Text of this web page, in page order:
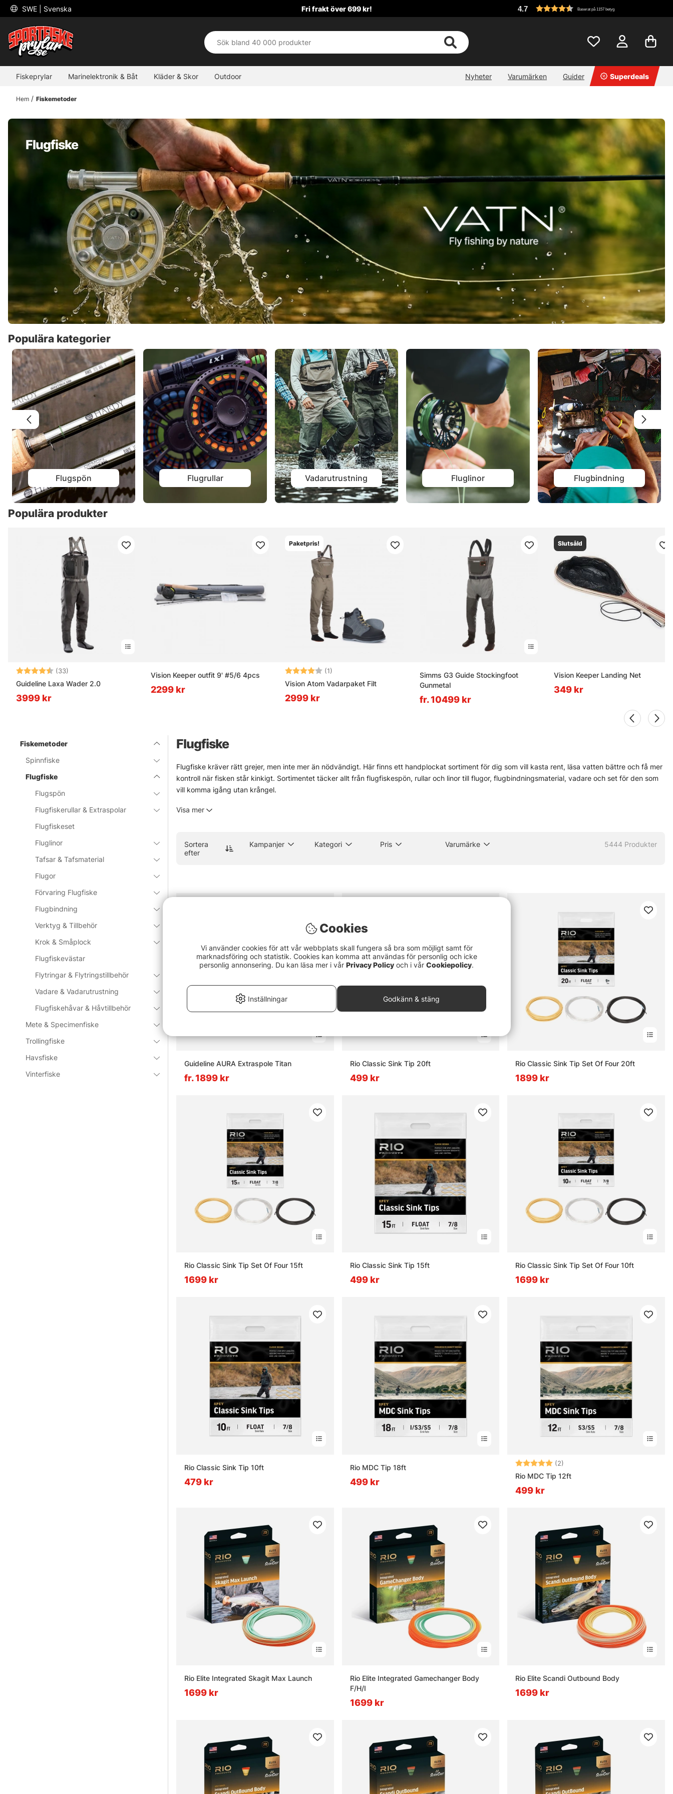
SWE | Svenska Fri frakt över 699 kr! 4.7 Baserat på 1157 betyg
Fiskeprylar Marinelektronik & Båt Kläder & Skor Outdoor Nyheter Varumärken Guider Superdeals
Hem Fiskemetoder
Flugfiske
Populära kategorier
Flugspön Flugrullar Vadarutrustning Fluglinor Flugbindning
Populära produkter
Betyg: (33)
Guideline Laxa Wader 2.0
3999 kr
Vision Keeper outfit 9' #5/6 4pcs
2299 kr
Paketpris!
Betyg: (1)
Vision Atom Vadarpaket Filt
2999 kr
Simms G3 Guide Stockingfoot
Gunmetal
fr. 10499 kr
Slutsåld
Vision Keeper Landing Net
349 kr
Fiskemetoder
Spinnfiske
Flugfiske
Flugspön
Flugfiskerullar & Extraspolar
Flugfiskeset
Fluglinor
Tafsar & Tafsmaterial
Flugor
Förvaring Flugfiske
Flugbindning
Verktyg & Tillbehör
Krok & Småplock
Flugfiskevästar
Flytringar & Flytringstillbehör
Vadare & Vadarutrustning
Flugfiskehåvar & Håvtillbehör
Mete & Specimenfiske
Trollingfiske
Havsfiske
Vinterfiske
Flugfiske
Flugfiske kräver rätt grejer, men inte mer än nödvändigt. Här finns ett handplockat sortiment för dig som vill kasta rent, läsa vatten bättre och få mer
kontroll när fisken står kinkigt. Sortimentet täcker allt från flugfiskespön, rullar och linor till flugor, flugbindningsmaterial, vadare och set för den som
vill komma igång utan krångel.
start. Märken som Vision, Simms, Patagonia, A.Jensen, Sage, RIO, Loop, Guideline och Pool 12 finns med, eftersom de ofta levererar när det blir blött,
värd ett besök för den som vill se prylarna på nära håll och känna skillnaden mellan olika delar innan säsongen drar igång på allvar.
Vad är ett flugfiskeset?
Vad är flugbindningsmaterial?
Vad är vadarbyxor och varför används de?
Visa mer
Sortera
efter
Kampanjer Kategori Pris Varumärke 5444 Produkter
Guideline AURA Extraspole Titan
fr. 1899 kr
Rio Classic Sink Tip 20ft
499 kr
Rio Classic Sink Tip Set Of Four 20ft
1899 kr
Rio Classic Sink Tip Set Of Four 15ft
1699 kr
Rio Classic Sink Tip 15ft
499 kr
Rio Classic Sink Tip Set Of Four 10ft
1699 kr
Rio Classic Sink Tip 10ft
479 kr
Rio MDC Tip 18ft
499 kr
Betyg: (2)
Rio MDC Tip 12ft
499 kr
Rio Elite Integrated Skagit Max Launch
1699 kr
Rio Elite Integrated Gamechanger Body
F/H/I
1699 kr
Rio Elite Scandi Outbound Body
1699 kr
Cookies
Vi använder cookies för att vår webbplats skall fungera så bra som möjligt samt för
marknadsföring och statistik. Cookies kan komma att användas för personlig och icke
personlig annonsering. Du kan läsa mer i vår Privacy Policy och i vår Cookiepolicy.
Inställningar Godkänn & stäng